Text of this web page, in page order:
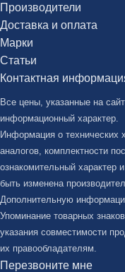
Производители
Доставка и оплата
Марки
Статьи
Контактная
Все цены, указанные на
информационный характер.
Информация о технических
аналогов, комплектности
ознакомительный характер
быть изменена
Дополнительную
Упоминание товарных
указания совместимости
их правообладателям.
Перезвоните мне